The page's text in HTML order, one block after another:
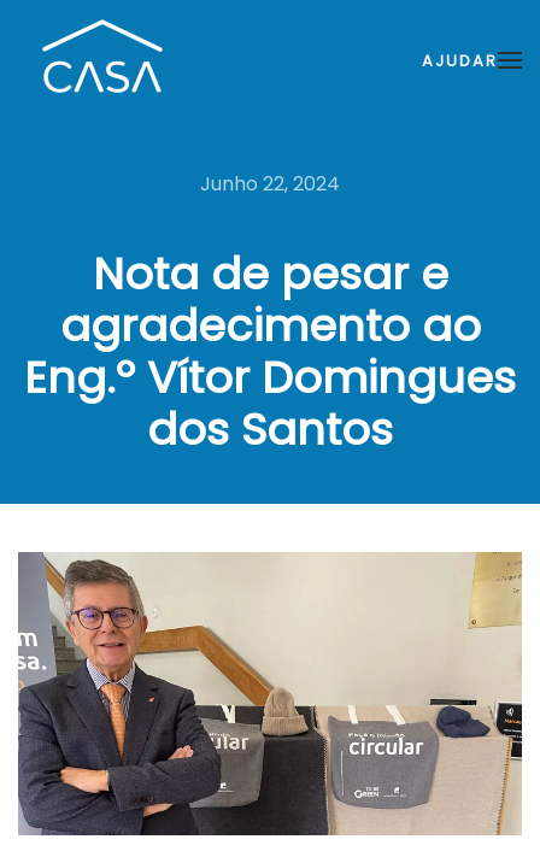
AJUDAR
Junho 22, 2024
Nota de pesar e
agradecimento ao
Eng.º Vítor Domingues
dos Santos